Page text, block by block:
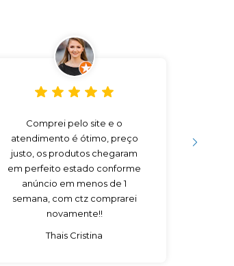
Comprei pelo site e o
atendimento é ótimo, preço
justo, os produtos chegaram
em perfeito estado conforme
anúncio em menos de 1
semana, com ctz comprarei
novamente!!
Thais Cristina